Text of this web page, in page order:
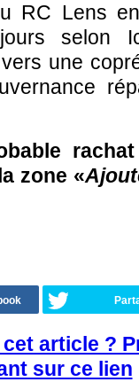
RC Lens
selon
une
zone «
article ?
sur ce lien